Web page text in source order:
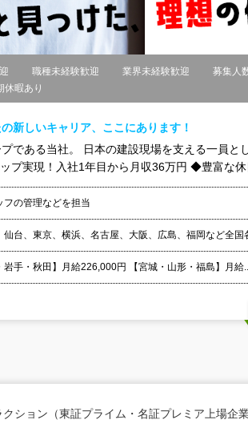
職種未経験歓迎 業界未経験歓迎
募集人
休暇あり
新しいキャリア、ここにあります！
である当社。 日本の建設現場を支える一員と
プ実現！入社1年目から月収36万円 ◆豊富な休
フの管理などを担当
仙台、東京、横浜、名古屋、大阪、広島、福岡など全国
手・秋田】月給226,000円 【宮城・山形・福島】月給...
ション（東証プライム・名証プレミア上場企